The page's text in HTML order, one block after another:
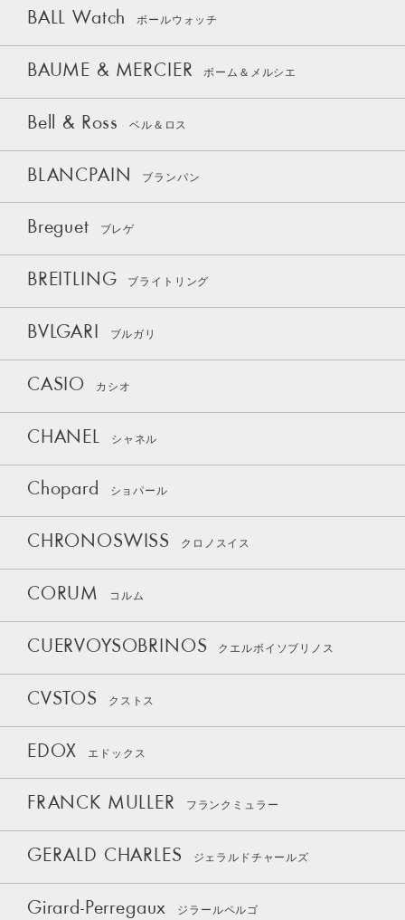
BALL Watch ボールウォッチ
BAUME & MERCIER ボーム＆メルシエ
Bell & Ross ベル＆ロス
BLANCPAIN ブランパン
Breguet ブレゲ
BREITLING ブライトリング
BVLGARI ブルガリ
CASIO カシオ
CHANEL シャネル
Chopard ショパール
CHRONOSWISS クロノスイス
CORUM コルム
CUERVOYSOBRINOS クエルボイソブリノス
CVSTOS クストス
EDOX エドックス
FRANCK MULLER フランクミュラー
GERALD CHARLES ジェラルドチャールズ
Girard-Perregaux ジラールペルゴ